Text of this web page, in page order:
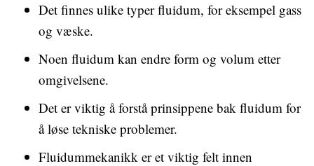
Det finnes ulike typer fluidum, for eksempel gass
og væske.
Noen fluidum kan endre form og volum etter
omgivelsene.
Det er viktig å forstå prinsippene bak fluidum for
å løse tekniske problemer.
Fluidummekanikk er et viktig felt innen